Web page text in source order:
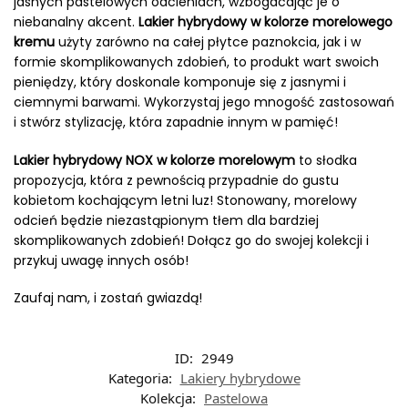
niebanalny akcent. Lakier hybrydowy w kolorze morelowego
kremu użyty zarówno na całej płytce paznokcia, jak i w
formie skomplikowanych zdobień, to produkt wart swoich
pieniędzy, który doskonale komponuje się z jasnymi i
ciemnymi barwami. Wykorzystaj jego mnogość zastosowań
i stwórz stylizację, która zapadnie innym w pamięć!
Lakier hybrydowy NOX w kolorze morelowym to słodka
propozycja, która z pewnością przypadnie do gustu
kobietom kochającym letni luz! Stonowany, morelowy
odcień będzie niezastąpionym tłem dla bardziej
skomplikowanych zdobień! Dołącz go do swojej kolekcji i
przykuj uwagę innych osób!
Zaufaj nam, i zostań gwiazdą!
ID: 2949
Kategoria: Lakiery hybrydowe
Kolekcja: Pastelowa